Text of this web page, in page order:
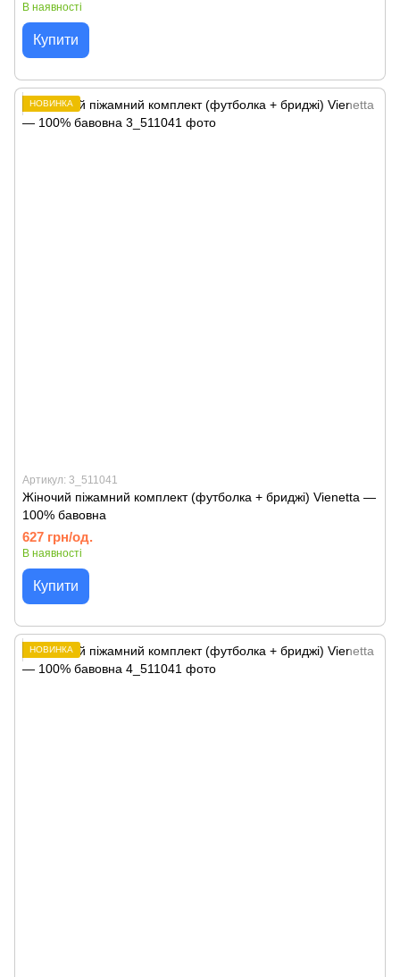
В наявності
Купити
НОВИНКА
Артикул: 3_511041
Жіночий піжамний комплект (футболка + бриджі) Vienetta —
100% бавовна
627 грн/од.
В наявності
Купити
НОВИНКА